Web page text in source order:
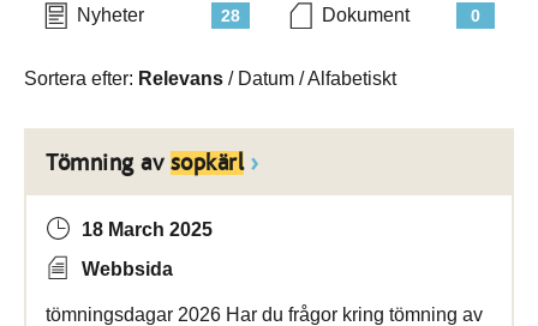
28
Nyheter 0
Dokument
Sortera efter: Relevans / Datum /Alfabetiskt
Tömning av sopkärl
18 March 2025
Webbsida
tömningsdagar 2026 Har du frågor kring tömning av